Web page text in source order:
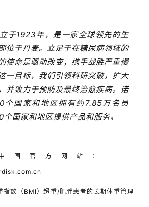
于1923年，是一家全球领先的生
位于丹麦。立足于在糖尿病领域的
使命是驱动改变，携手战胜严重慢
一目标，我们引领科研突破，扩大
并致力于预防及最终治愈疾病。诺
个国家和地区拥有约7.85万名员
国家和地区提供产品和服务。
国官方网站：
指数（BMI）超重/肥胖患者的长期体重管理